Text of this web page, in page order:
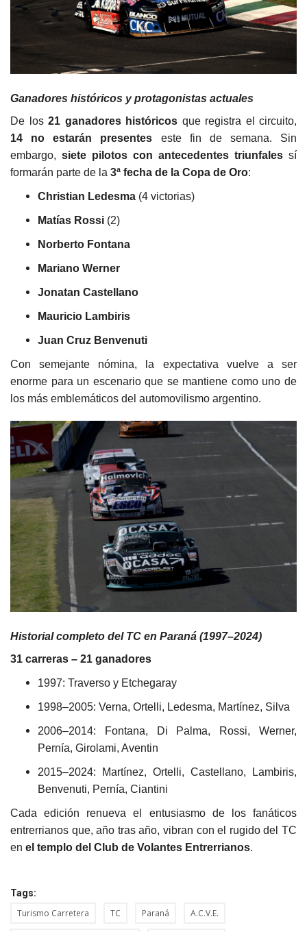
Ganadores históricos y protagonistas actuales
De los 21 ganadores históricos que registra el circuito,
14 no estarán presentes este fin de semana. Sin
embargo, siete pilotos con antecedentes triunfales sí
formarán parte de la 3ª fecha de la Copa de Oro:
Christian Ledesma (4 victorias)
Matías Rossi (2)
Norberto Fontana
Mariano Werner
Jonatan Castellano
Mauricio Lambiris
Juan Cruz Benvenuti
Con semejante nómina, la expectativa vuelve a ser
enorme para un escenario que se mantiene como uno de
los más emblemáticos del automovilismo argentino.
Historial completo del TC en Paraná (1997–2024)
31 carreras – 21 ganadores
1997: Traverso y Etchegaray
1998–2005: Verna, Ortelli, Ledesma, Martínez, Silva
2006–2014: Fontana, Di Palma, Rossi, Werner,
Pernía, Girolami, Aventin
2015–2024: Martínez, Ortelli, Castellano, Lambiris,
Benvenuti, Pernía, Ciantini
Cada edición renueva el entusiasmo de los fanáticos
entrerrianos que, año tras año, vibran con el rugido del TC
en el templo del Club de Volantes Entrerrianos.
Tags:
Turismo Carretera TC Paraná A.C.V.E.